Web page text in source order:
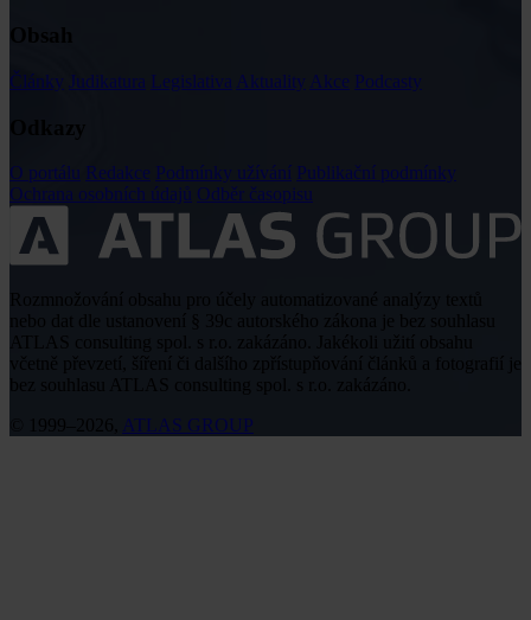
Články Judikatura Legislativa Aktuality Akce Podcasty
O portálu Redakce Podmínky užívání Publikační podmínky
Ochrana osobních údajů Odběr časopisu
včetně převzetí, šíření či dalšího zpřístupňování článků a fotografií je
ATLAS GROUP